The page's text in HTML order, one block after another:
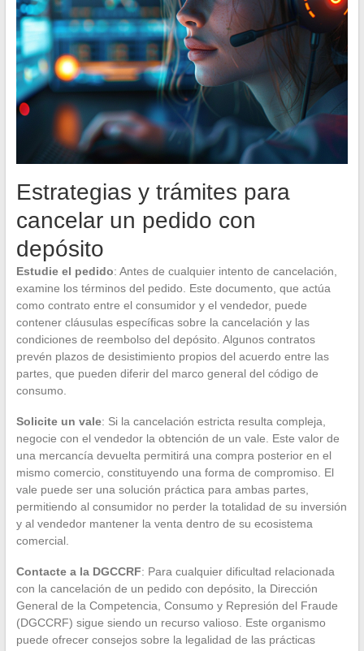
Estrategias y trámites para
cancelar un pedido con
depósito
Estudie el pedido: Antes de cualquier intento de cancelación,
examine los términos del pedido. Este documento, que actúa
como contrato entre el consumidor y el vendedor, puede
contener cláusulas específicas sobre la cancelación y las
condiciones de reembolso del depósito. Algunos contratos
prevén plazos de desistimiento propios del acuerdo entre las
partes, que pueden diferir del marco general del código de
consumo.
Solicite un vale: Si la cancelación estricta resulta compleja,
negocie con el vendedor la obtención de un vale. Este valor de
una mercancía devuelta permitirá una compra posterior en el
mismo comercio, constituyendo una forma de compromiso. El
vale puede ser una solución práctica para ambas partes,
permitiendo al consumidor no perder la totalidad de su inversión
y al vendedor mantener la venta dentro de su ecosistema
comercial.
Contacte a la DGCCRF: Para cualquier dificultad relacionada
con la cancelación de un pedido con depósito, la Dirección
General de la Competencia, Consumo y Represión del Fraude
(DGCCRF) sigue siendo un recurso valioso. Este organismo
puede ofrecer consejos sobre la legalidad de las prácticas